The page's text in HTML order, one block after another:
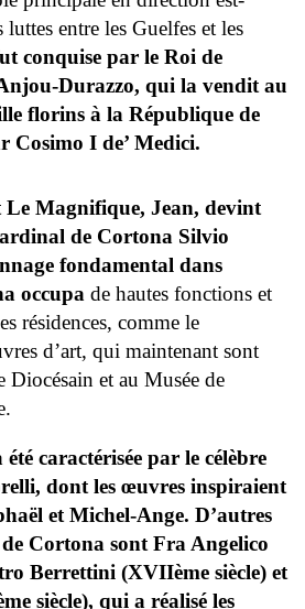
entre les Guelfes et les
conquise par le Roi de
Durazzo, qui la vendit au
florins à la République de
Cosimo I de’ Medici.
Magnifique, Jean, devint
de Cortona Silvio
fondamental dans
occupa de hautes fonctions et
résidences, comme le
d’art, qui maintenant sont
Diocésain et au Musée de
caractérisée par le célèbre
dont les œuvres inspiraient
et Michel-Ange. D’autres
Cortona sont Fra Angelico
Berrettini (XVIIème siècle) et
siècle), qui a réalisé les